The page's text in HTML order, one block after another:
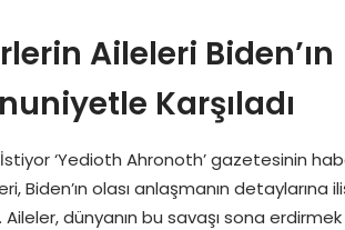
Aileleri Biden’ın
Karşıladı
İstiyor ‘Yedioth Ahronoth’ gazetesinin
Biden’ın olası anlaşmanın detaylarına
dünyanın bu savaşı sona